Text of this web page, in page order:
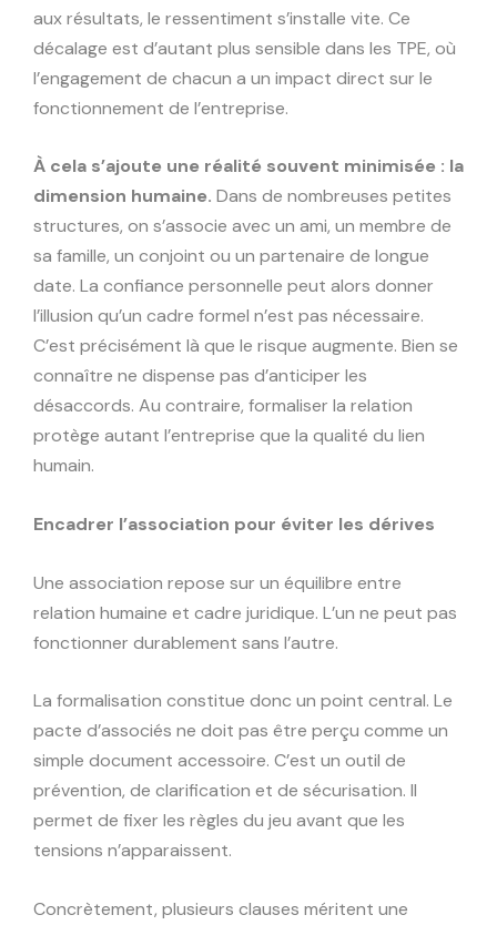
aux résultats, le ressentiment s’installe vite. Ce
décalage est d’autant plus sensible dans les TPE, où
l’engagement de chacun a un impact direct sur le
fonctionnement de l’entreprise.
À cela s’ajoute une réalité souvent minimisée : la
dimension humaine. Dans de nombreuses petites
structures, on s’associe avec un ami, un membre de
sa famille, un conjoint ou un partenaire de longue
date. La confiance personnelle peut alors donner
l’illusion qu’un cadre formel n’est pas nécessaire.
C’est précisément là que le risque augmente. Bien se
connaître ne dispense pas d’anticiper les
désaccords. Au contraire, formaliser la relation
protège autant l’entreprise que la qualité du lien
humain.
Encadrer l’association pour éviter les dérives
Une association repose sur un équilibre entre
relation humaine et cadre juridique. L’un ne peut pas
fonctionner durablement sans l’autre.
La formalisation constitue donc un point central. Le
pacte d’associés ne doit pas être perçu comme un
simple document accessoire. C’est un outil de
prévention, de clarification et de sécurisation. Il
permet de fixer les règles du jeu avant que les
tensions n’apparaissent.
Concrètement, plusieurs clauses méritent une